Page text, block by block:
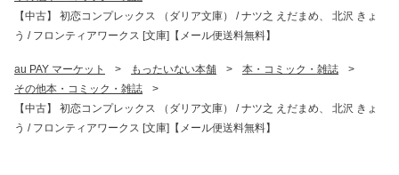
【中古】 初恋コンプレックス （ダリア文庫） / ナツ之 えだまめ、 北沢 きょ
う / フロンティアワークス [文庫]【メール便送料無料】
au PAY マーケット > もったいない本舗 > 本・コミック・雑誌
>
その他本・コミック・雑誌
>
【中古】 初恋コンプレックス （ダリア文庫） / ナツ之 えだまめ、 北沢 きょ
う / フロンティアワークス [文庫]【メール便送料無料】